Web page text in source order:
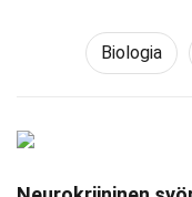
Biologia